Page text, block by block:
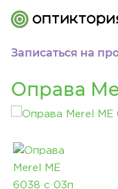
Записаться на
Оправа